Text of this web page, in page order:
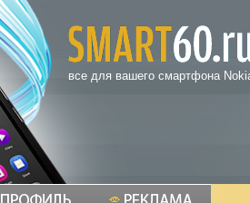
все для вашего смартфона